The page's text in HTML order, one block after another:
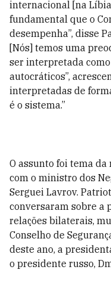
internacional [na
fundamental que o
desempenha”, disse
[Nós] temos uma
ser interpretada
autocráticos”,
interpretadas de
é o sistema.”
O assunto foi tema
com o ministro dos
Serguei Lavrov.
conversaram sobre a
relações bilaterais,
Conselho de
deste ano, a
o presidente russo,